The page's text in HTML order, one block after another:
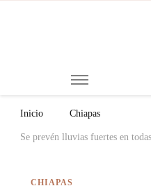
Inicio Chiapas
Se prevén lluvias fuertes en
CHIAPAS